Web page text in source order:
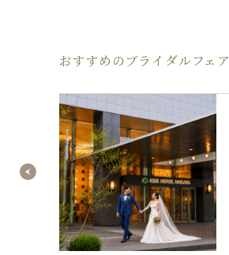
おすすめのブライダルフェア